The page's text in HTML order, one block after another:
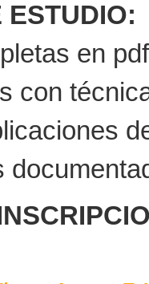
ESTUDIO:
en
con